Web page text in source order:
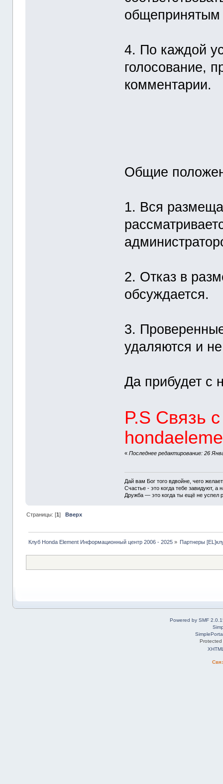
общепринятым
4. По каждой
голосование,
комментарии.
Общие
1. Вся
2. Отказ в
обсуждается.
3.
удаляются и
Да прибудет с
P.S Связь
«Последнее редактирование: 26
Дай вам Бог того вдвойне, чего
Счастье - это когда тебе завидуют, а
Дружба — это когда ты ещё не успел
Страницы: [1] Вверх
Клуб Honda Element Информационный центр 2006 - 2025» Партнеры
Powered by SMF